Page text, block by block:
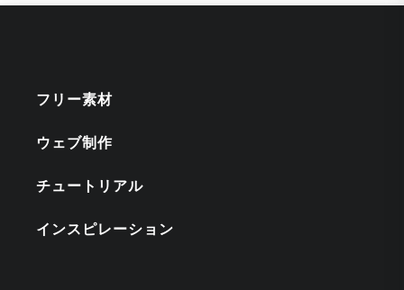
フリー素材
ウェブ制作
チュートリアル
インスピレーション